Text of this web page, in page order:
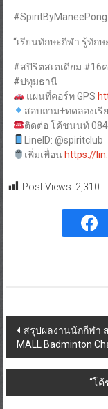
“เรียนทักษะกีฬา รู้ทัก
#สปิริตสเตเดียม #16
#ปทุมธานี
แผนที่คอร์ท GPS
สอบถาม+ทดลองเรี
ติดต่อ โค้ชนนท์
LineID: @spiritclub
เพิ่มเพื่อน https://
Post Views: 2,310
สรุปผลงานนักกีฬา
MALL Badminton
“โค้